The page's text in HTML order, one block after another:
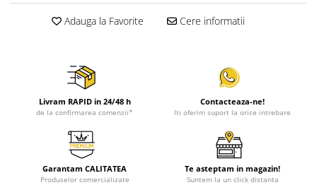
Adauga la Favorite Cere informatii
Livram RAPID in 24/48 h
de la confirmarea comenzii*
Contacteaza-ne!
Iti oferim suport la orice intrebare
Garantam CALITATEA
Produselor comercializate
Te asteptam in magazin!
Suntem la un click distanta